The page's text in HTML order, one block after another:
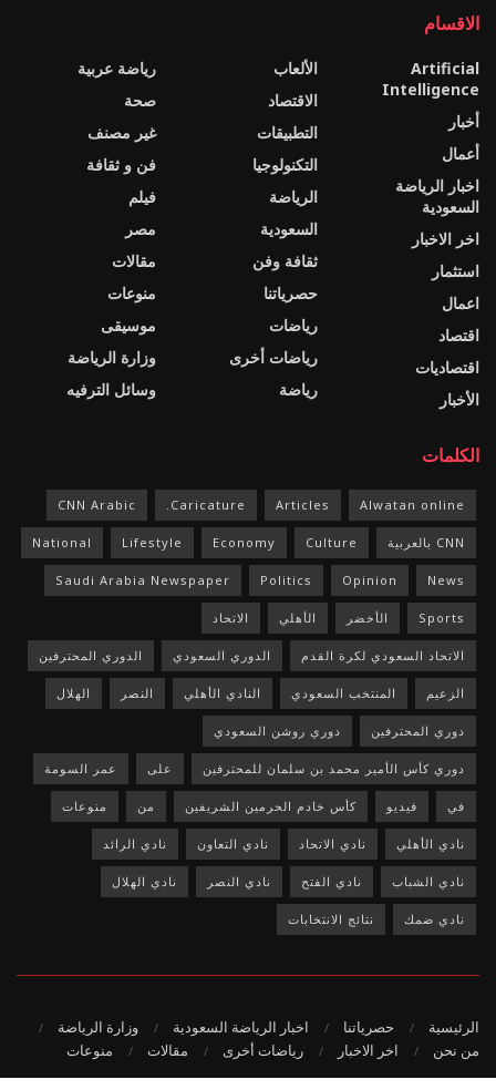
الاقسام
Artificial
Intelligence
أخبار
أعمال
اخبار الرياضة
السعودية
اخر الاخبار
استثمار
اعمال
اقتصاد
اقتصاديات
الأخبار
الألعاب
الاقتصاد
التطبيقات
التكنولوجيا
الرياضة
السعودية
ثقافة وفن
حصرياتنا
رياضات
رياضات أخرى
رياضة
رياضة عربية
صحة
غير مصنف
فن و ثقافة
فيلم
مصر
مقالات
منوعات
موسيقى
وزارة الرياضة
وسائل الترفيه
الكلمات
Alwatan online
Articles
Caricature.
CNN Arabic
CNN بالعربية Culture
Economy
Lifestyle
National
News
Opinion
Politics
Saudi Arabia Newspaper
Sports الأخضر الأهلي الاتحاد
الاتحاد السعودي لكرة القدم الدوري السعودي الدوري المحترفين
الزعيم المنتخب السعودي النادي الأهلي النصر الهلال
دوري المحترفين دوري روشن السعودي
دوري كأس الأمير محمد بن سلمان للمحترفين على عمر السومة
في فيديو كأس خادم الحرمين الشريفين من منوعات
نادي الأهلي نادي الاتحاد نادي التعاون نادي الرائد
نادي الشباب نادي الفتح نادي النصر نادي الهلال
نادي ضمك نتائج الانتخابات
الرئيسية حصرياتنا اخبار الرياضة السعودية
وزارة الرياضة
من نحن
اخر الاخبار رياضات أخرى مقالات منوعات